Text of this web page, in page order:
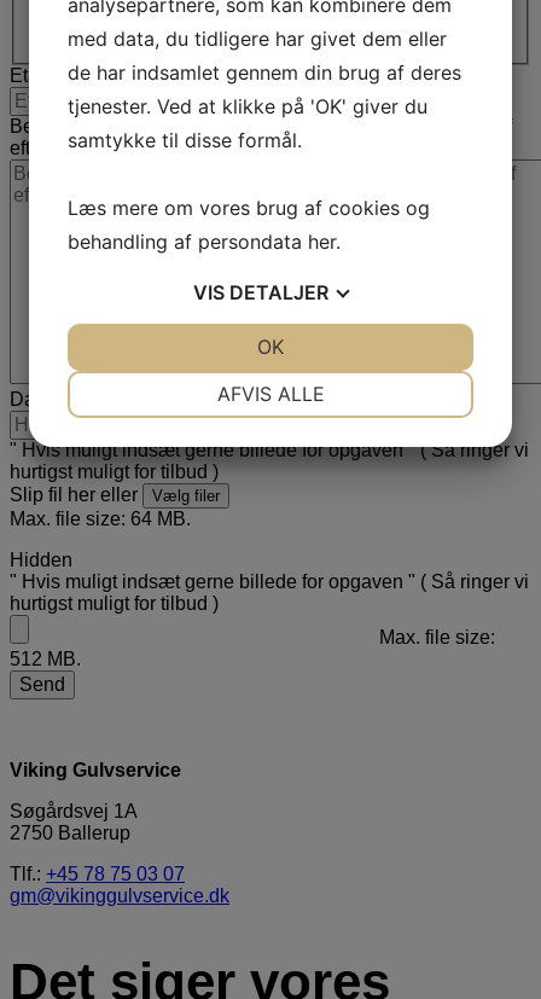
By
Postnr.
Etage
Beskrivelse af opgaven (f.eks. kvadratmeter og dit ønske af
efterbehandling)
Dato
MM slash DD slash YYYY
" Hvis muligt indsæt gerne billede for opgaven " ( Så ringer vi
hurtigst muligt for tilbud )
Slip fil her eller
Vælg filer
Max. file size: 64 MB.
Hidden
" Hvis muligt indsæt gerne billede for opgaven " ( Så ringer vi
hurtigst muligt for tilbud )
Max. file size:
512 MB.
Viking Gulvservice
Søgårdsvej 1A
2750 Ballerup​
Tlf.: +45 78 75 03 07
gm@vikinggulvservice.dk
Det siger vores
analysepartnere, som kan kombinere dem
med data, du tidligere har givet dem eller
de har indsamlet gennem din brug af deres
tjenester. Ved at klikke på 'OK' giver du
samtykke til disse formål.
Læs mere om vores brug af cookies og
behandling af persondata her.
VIS DETALJER
MARKETING
AFVIS ALLE
OK